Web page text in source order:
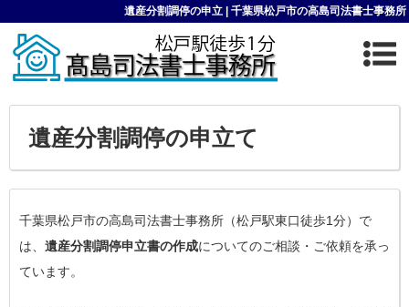
遺産分割調停の申立 | 千葉県松戸市の高島司法書士事務所
遺産分割調停の申立て
千葉県松戸市の高島司法書士事務所（松戸駅東口徒歩1分）で
は、 遺産分割調停申立書の作成についてのご相談・ご依頼を承っ
ています。